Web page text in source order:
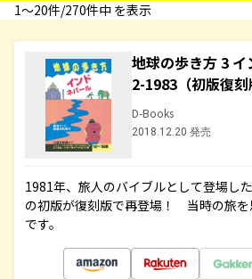
1〜20件/270件中 を表示
地球の歩き方 3
2-1983（初版復刻
D-Books
2018.12.20 発売
1981年、旅人のバイブルとして登場し
の初版が復刻版で再登場！ 当時の旅
です。